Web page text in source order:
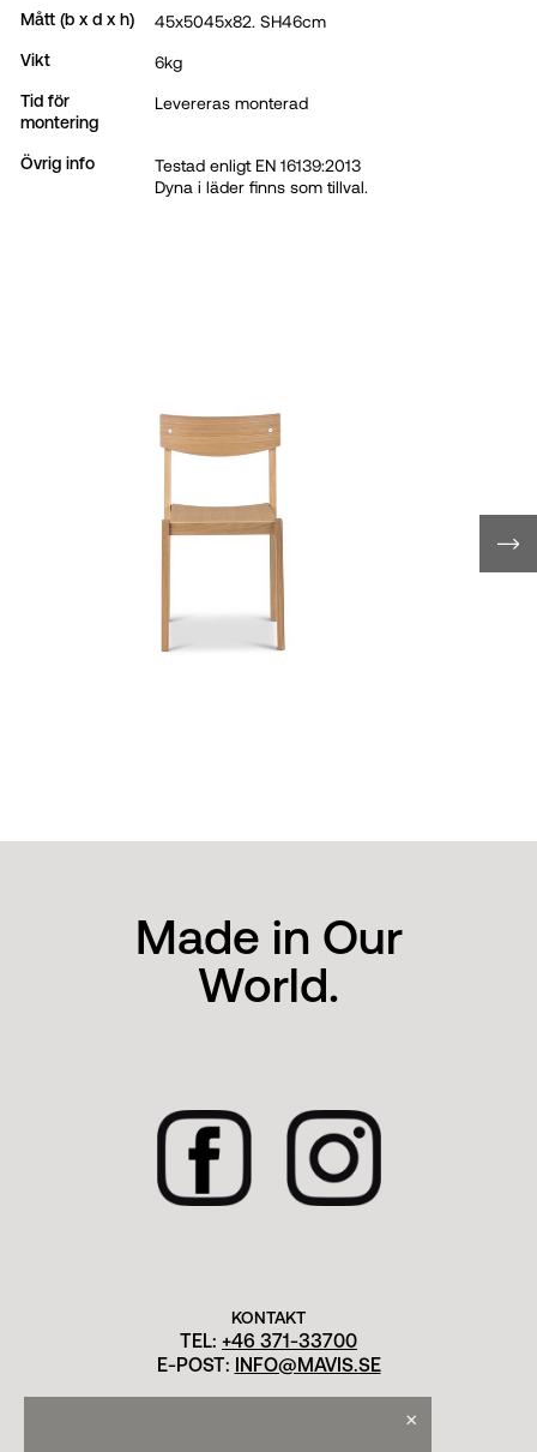
×
Mått (b x d x h) 45x5045x82. SH46cm
Vikt 6kg
Tid för
montering
Levereras monterad
Övrig info
Testad enligt EN 16139:2013
Dyna i läder finns som tillval.
Made in Our
World.
KONTAKT
TEL: +46 371-33700
E-POST:
INFO@MAVIS.SE